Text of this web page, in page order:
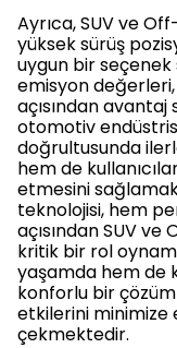
Ayrıca, SUV ve
yüksek sürüş
uygun bir
emisyon
açısından
otomotiv
doğrultusunda
hem de
etmesini
teknolojisi, hem
açısından SUV
kritik bir rol
yaşamda hem de
konforlu bir
etkilerini minimize
çekmektedir.